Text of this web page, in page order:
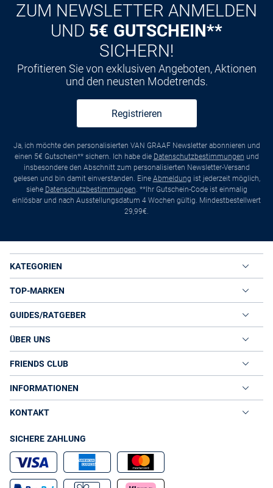
ZUM NEWSLETTER ANMELDEN
UND 5€ GUTSCHEIN**
SICHERN!
Profitieren Sie von exklusiven Angeboten, Aktionen
und den neusten Modetrends.
Registrieren
Ja, ich möchte den personalisierten VAN GRAAF Newsletter abonnieren und
einen 5€ Gutschein** sichern. Ich habe die Datenschutzbestimmungen und
insbesondere den Abschnitt zum personalisierten Newsletter-Versand
gelesen und bin damit einverstanden. Eine Abmeldung ist jederzeit möglich,
siehe Datenschutzbestimmungen. **Ihr Gutschein-Code ist einmalig
einlösbar und nach Ausstellungsdatum 4 Wochen gültig. Mindestbestellwert
29,99€.
KATEGORIEN
TOP-MARKEN
GUIDES/RATGEBER
ÜBER UNS
FRIENDS CLUB
INFORMATIONEN
KONTAKT
SICHERE ZAHLUNG